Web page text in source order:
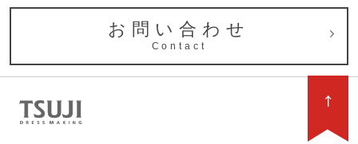
お問い合わせ
Contact